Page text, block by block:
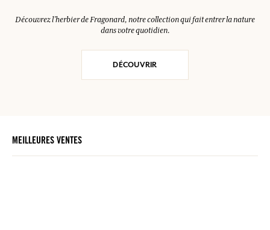
Découvrez l’herbier de Fragonard, notre collection qui fait entrer la nature
dans votre quotidien.
DÉCOUVRIR
MEILLEURES VENTES